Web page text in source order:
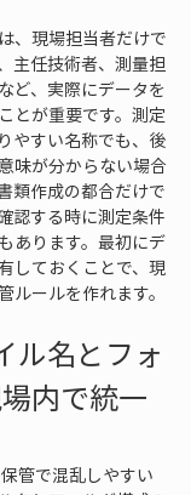
、現場担当者だけで
主任技術者、測量担
ど、実際にデータを
とが重要です。測定
やすい名称でも、後
味が分からない場合
類作成の都合だけで
認する時に測定条件
あります。最初にデ
しておくことで、現
ルールを作れます。
ル名とフォ
内で統一
管で混乱しやすい